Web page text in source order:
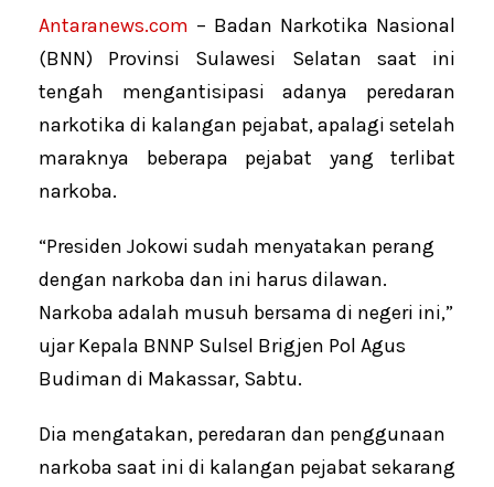
Antaranews.com – Badan Narkotika Nasional
(BNN) Provinsi Sulawesi Selatan saat ini
tengah mengantisipasi adanya peredaran
narkotika di kalangan pejabat, apalagi setelah
maraknya beberapa pejabat yang terlibat
narkoba.
“Presiden Jokowi sudah menyatakan perang
dengan narkoba dan ini harus dilawan.
Narkoba adalah musuh bersama di negeri ini,”
ujar Kepala BNNP Sulsel Brigjen Pol Agus
Budiman di Makassar, Sabtu.
Dia mengatakan, peredaran dan penggunaan
narkoba saat ini di kalangan pejabat sekarang